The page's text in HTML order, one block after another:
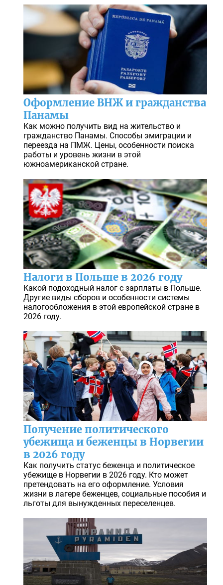
Оформление ВНЖ и гражданства
Панамы
Как можно получить вид на жительство и
гражданство Панамы. Способы эмиграции и
переезда на ПМЖ. Цены, особенности поиска
работы и уровень жизни в этой
южноамериканской стране.
Налоги в Польше в 2026 году
Какой подоходный налог с зарплаты в Польше.
Другие виды сборов и особенности системы
налогообложения в этой европейской стране в
2026 году.
Получение политического
убежища и беженцы в Норвегии
в 2026 году
Как получить статус беженца и политическое
убежище в Норвегии в 2026 году. Кто может
претендовать на его оформление. Условия
жизни в лагере беженцев, социальные пособия и
льготы для вынужденных переселенцев.